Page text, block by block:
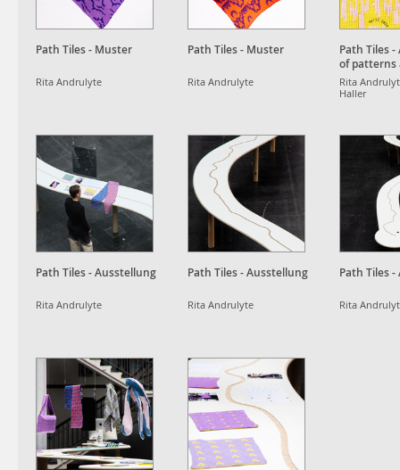
Path Tiles - Muster
Rita Andrulyte
Path Tiles - Muster
Rita Andrulyte
Path Tiles
of patterns
Rita
Haller
Path Tiles - Ausstellung
Rita Andrulyte
Path Tiles - Ausstellung
Rita Andrulyte
Path Tiles
Rita